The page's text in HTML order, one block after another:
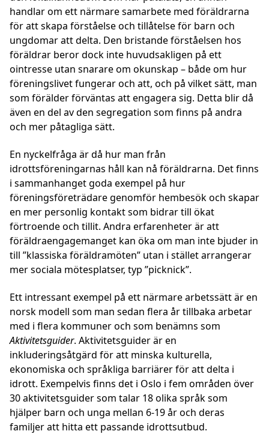
handlar om ett närmare samarbete med föräldrarna
för att skapa förståelse och tillåtelse för barn och
ungdomar att delta. Den bristande förståelsen hos
föräldrar beror dock inte huvudsakligen på ett
ointresse utan snarare om okunskap – både om hur
föreningslivet fungerar och att, och på vilket sätt, man
som förälder förväntas att engagera sig. Detta blir då
även en del av den segregation som finns på andra
och mer påtagliga sätt.
En nyckelfråga är då hur man från
idrottsföreningarnas håll kan nå föräldrarna. Det finns
i sammanhanget goda exempel på hur
föreningsföreträdare genomför hembesök och skapar
en mer personlig kontakt som bidrar till ökat
förtroende och tillit. Andra erfarenheter är att
föräldraengagemanget kan öka om man inte bjuder in
till ”klassiska föräldramöten” utan i stället arrangerar
mer sociala mötesplatser, typ ”picknick”.
Ett intressant exempel på ett närmare arbetssätt är en
norsk modell som man sedan flera år tillbaka arbetar
med i flera kommuner och som benämns som
Aktivitetsguider. Aktivitetsguider är en
inkluderingsåtgärd för att minska kulturella,
ekonomiska och språkliga barriärer för att delta i
idrott. Exempelvis finns det i Oslo i fem områden över
30 aktivitetsguider som talar 18 olika språk som
hjälper barn och unga mellan 6-19 år och deras
familjer att hitta ett passande idrottsutbud.